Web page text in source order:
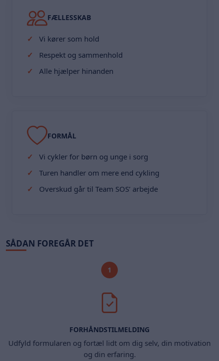
FÆLLESSKAB
Vi kører som hold
Respekt og sammenhold
Alle hjælper hinanden
FORMÅL
Vi cykler for børn og unge i sorg
Turen handler om mere end cykling
Overskud går til Team SOS’ arbejde
SÅDAN FOREGÅR DET
1
FORHÅNDSTILMELDING
Udfyld formularen og fortæl lidt om dig selv, din motivation
og din erfaring.